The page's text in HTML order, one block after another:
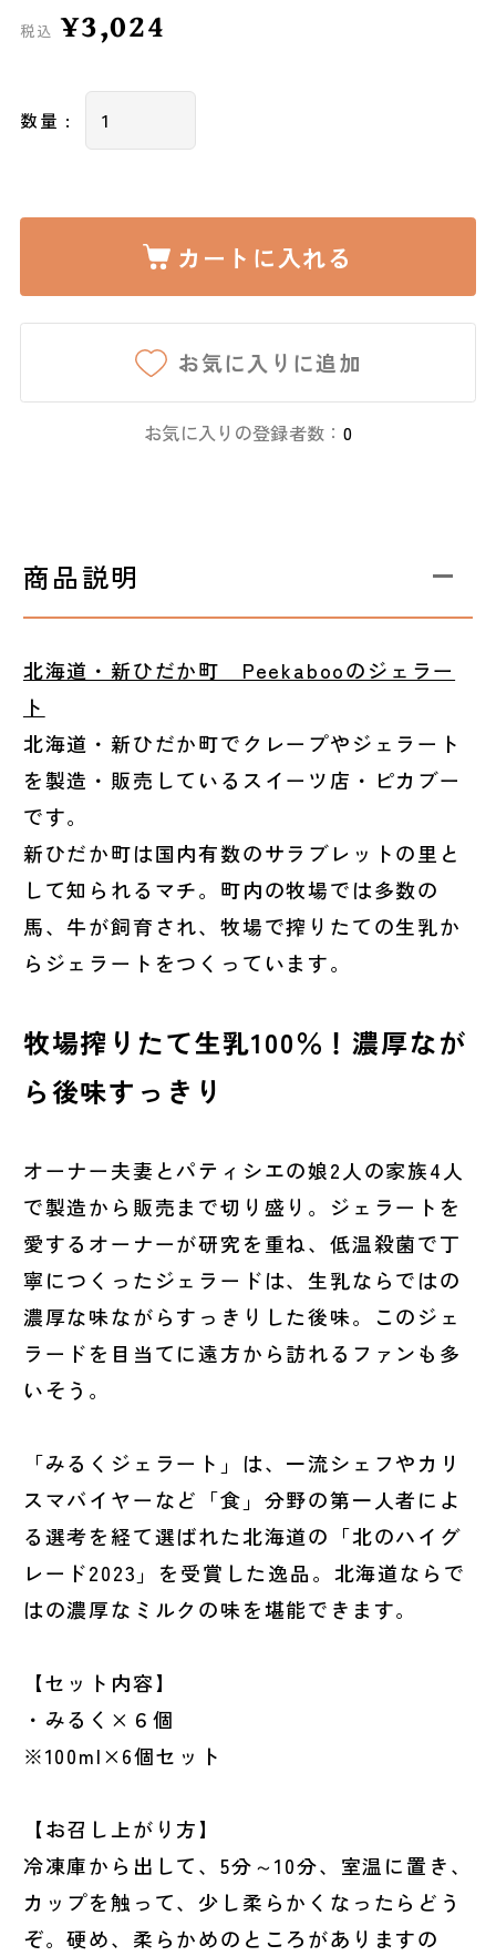
税込 ¥3,024
数量 :
カートに入れる
お気に入りに追加
お気に入りの登録者数： 0
商品説明
北海道・新ひだか町 Peekabooのジェラー
ト
北海道・新ひだか町でクレープやジェラート
を製造・販売しているスイーツ店・ピカブー
です。
新ひだか町は国内有数のサラブレットの里と
して知られるマチ。町内の牧場では多数の
馬、牛が飼育され、牧場で搾りたての生乳か
らジェラートをつくっています。
牧場搾りたて生乳100％！濃厚なが
ら後味すっきり
オーナー夫妻とパティシエの娘2人の家族4人
で製造から販売まで切り盛り。ジェラートを
愛するオーナーが研究を重ね、低温殺菌で丁
寧につくったジェラードは、生乳ならではの
濃厚な味ながらすっきりした後味。このジェ
ラードを目当てに遠方から訪れるファンも多
いそう。
「みるくジェラート」は、一流シェフやカリ
スマバイヤーなど「食」分野の第一人者によ
る選考を経て選ばれた北海道の「北のハイグ
レード2023」を受賞した逸品。北海道ならで
はの濃厚なミルクの味を堪能できます。
【セット内容】
・みるく×６個
※100ml×6個セット
【お召し上がり方】
冷凍庫から出して、5分～10分、室温に置き、
カップを触って、少し柔らかくなったらどう
ぞ。硬め、柔らかめのところがありますの